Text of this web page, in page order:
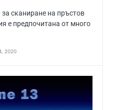
сканиране на пръстов
е предпочитана от много
2020